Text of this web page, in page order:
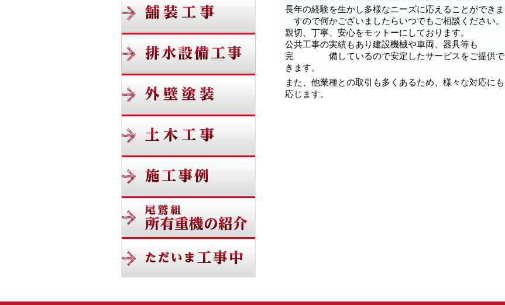
長年の経験を生かし多様なニーズに応えることができま
すので何かございましたらいつでもご相談ください。
親切、丁寧、安心をモットーにしております。
公共工事の実績もあり建設機械や車両、器具等も
完 備しているので安定したサービスをご提供で
きます。
また、他業種との取引も多くあるため、様々な対応にも
応じます。